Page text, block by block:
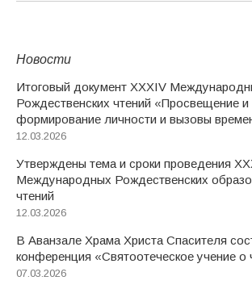
Новости
Итоговый документ XXХIV
Рождественских чтений «Просвещение и
формирование личности и вызовы
12.03.2026
Утверждены тема и сроки проведения
Международных Рождественских
чтений
12.03.2026
В Аванзале Храма Христа Спасителя
конференция «Святоотеческое учение о
07.03.2026